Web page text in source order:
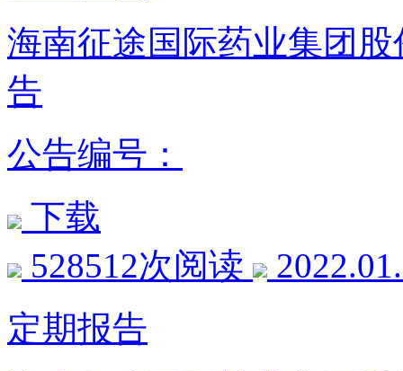
海南征途国际药业集团
告
公告编号：
下载
528512次阅读
定期报告